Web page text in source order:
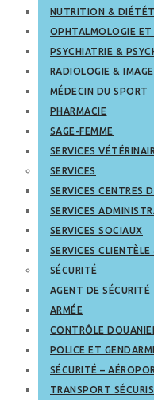
NUTRITION &
OPHTALMOLOGIE ET
PSYCHIATRIE &
RADIOLOGIE &
MÉDECIN DU SPORT
PHARMACIE
SAGE-FEMME
SERVICES
SERVICES
SERVICES CENTRES
SERVICES
SERVICES SOCIAUX
SERVICES
SÉCURITÉ
AGENT DE SÉCURITÉ
ARMÉE
CONTRÔLE
POLICE ET
SÉCURITÉ –
TRANSPORT